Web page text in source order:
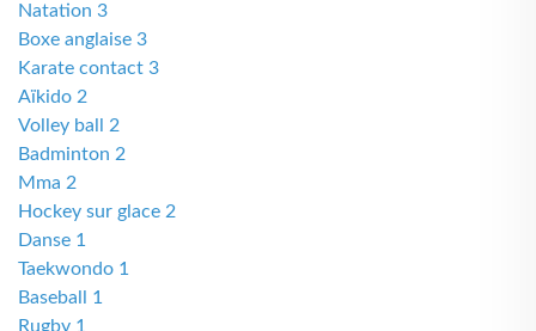
Natation 3
Boxe anglaise 3
Karate contact 3
Aïkido 2
Volley ball 2
Badminton 2
Mma 2
Hockey sur glace 2
Danse 1
Taekwondo 1
Baseball 1
Rugby 1